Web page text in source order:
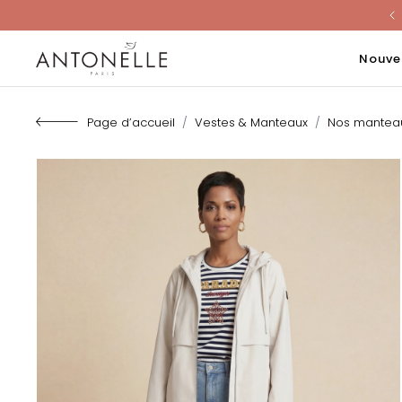
Page d’accueil Vestes & Manteaux Nos